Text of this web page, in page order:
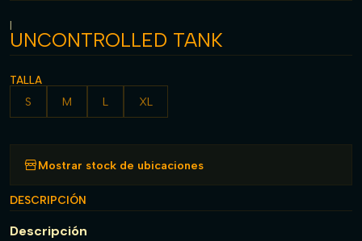
|
UNCONTROLLED TANK
TALLA
S M L XL
Mostrar stock de ubicaciones
DESCRIPCIÓN
Descripción